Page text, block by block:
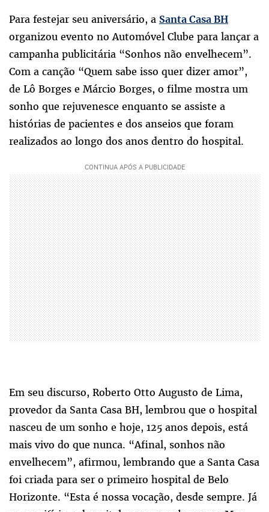
Para festejar seu aniversário, a Santa Casa BH
organizou evento no Automóvel Clube para lançar a
campanha publicitária “Sonhos não envelhecem”.
Com a canção “Quem sabe isso quer dizer amor”,
de Lô Borges e Márcio Borges, o filme mostra um
sonho que rejuvenesce enquanto se assiste a
histórias de pacientes e dos anseios que foram
realizados ao longo dos anos dentro do hospital.
Em seu discurso, Roberto Otto Augusto de Lima,
provedor da Santa Casa BH, lembrou que o hospital
nasceu de um sonho e hoje, 125 anos depois, está
mais vivo do que nunca. “Afinal, sonhos não
envelhecem”, afirmou, lembrando que a Santa Casa
foi criada para ser o primeiro hospital de Belo
Horizonte. “Esta é nossa vocação, desde sempre. Já